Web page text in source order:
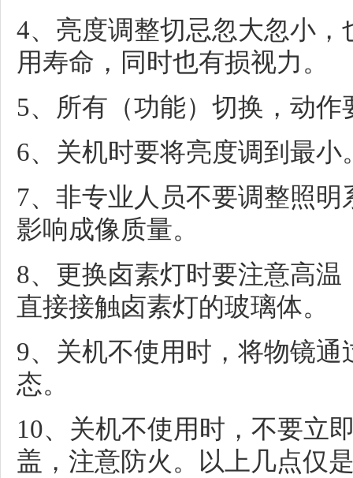
4、亮度调整切忌忽大忽小
用寿命，同时也有损视力。
5、所有（功能）切换，动作
6、关机时要将亮度调到最小
7、非专业人员不要调整照
影响成像质量。
8、更换卤素灯时要注意高
直接接触卤素灯的玻璃体。
9、关机不使用时，将物镜
态。
10、关机不使用时，不要立
盖，注意防火。以上几点仅